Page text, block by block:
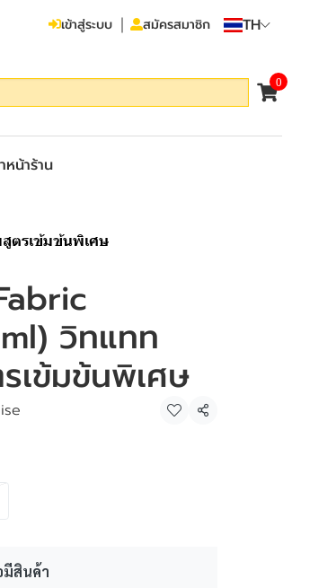
เข้าสู่ระบบ สมัครสมาชิก TH
0
หน้าร้าน
ตรเข้มข้นพิเศษ
วิทแทท
เข้มข้นพิเศษ
แชร์
มีสินค้า